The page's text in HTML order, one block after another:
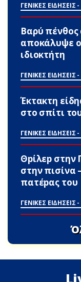
ΓΕΝΙΚΕΣ ΕΙΔΗΣΕΙΣ
Βαρύ πένθος
αποκάλυψε
ιδιοκτήτη
ΓΕΝΙΚΕΣ ΕΙΔΗΣΕΙΣ
Έκτακτη
στο σπίτι
ΓΕΝΙΚΕΣ ΕΙΔΗΣΕΙΣ
Θpίλεp στην
στην πισίνα
πατέpας του
ΓΕΝΙΚΕΣ ΕΙΔΗΣΕΙΣ